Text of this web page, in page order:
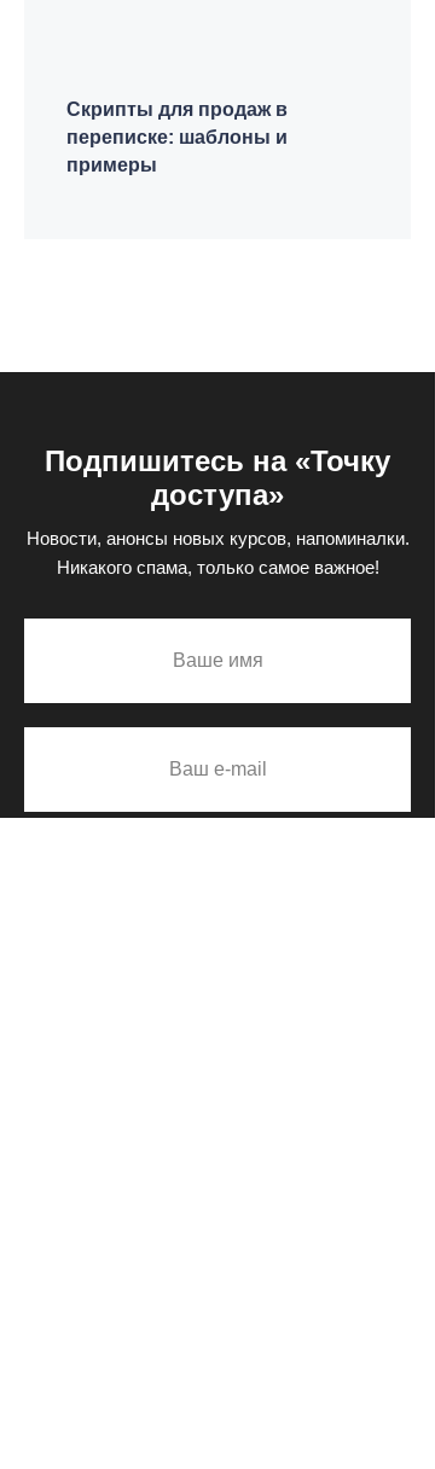
Скрипты для продаж в
переписке: шаблоны и
примеры
Подпишитесь на «Точку
доступа»
Новости, анонсы новых курсов, напоминалки.
Никакого спама, только самое важное!